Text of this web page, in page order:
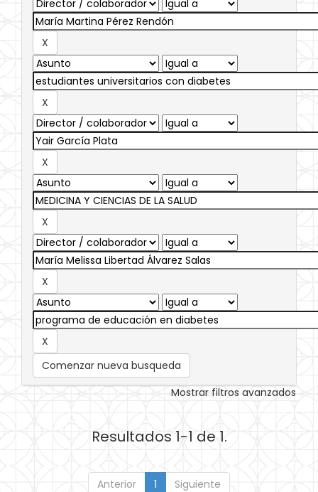
Comenzar nueva busqueda
Mostrar filtros avanzados
Resultados 1-1 de 1.
Anterior 1 Siguiente